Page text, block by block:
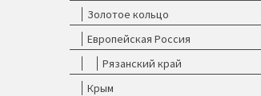
Золотое кольцо
Европейская Россия
Рязанский край
Крым